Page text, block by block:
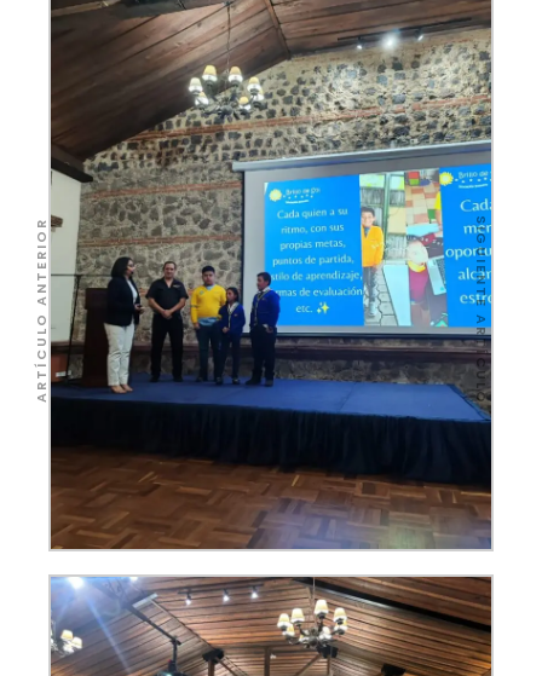
ARTÍCULO ANTERIOR SIGUIENTE ARTÍCULO